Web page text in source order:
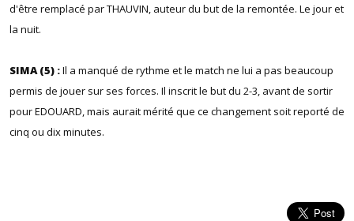
d'être remplacé par THAUVIN, auteur du but de la remontée. Le jour et
la nuit.
SIMA (5) :Il a manqué de rythme et le match ne lui a pas beaucoup
permis de jouer sur ses forces. Il inscrit le but du 2-3, avant de sortir
pour EDOUARD, mais aurait mérité que ce changement soit reporté de
cinq ou dix minutes.